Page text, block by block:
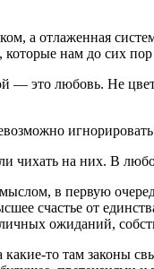
а отлаженная
нам до сих
— это любовь. Не
чихать на них. В
в первую
счастье от
ожиданий,
какие-то там